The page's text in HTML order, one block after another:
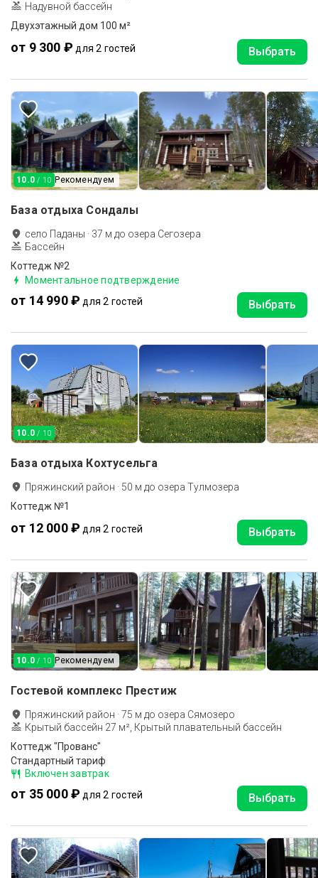
Надувной бассейн
Двухэтажный дом 100 м²
от 9 300 ₽ для 2 гостей Выбрать
10.0 / 10 Рекомендуем
База отдыха Сондалы
село Паданы · 37 м до озера Сегозера
Бассейн
Коттедж №2
Моментальное подтверждение
от 14 990 ₽ для 2 гостей Выбрать
10.0 / 10
База отдыха Кохтусельга
Пряжинский район · 50 м до озера Тулмозера
Коттедж №1
от 12 000 ₽ для 2 гостей Выбрать
10.0 / 10 Рекомендуем
Гостевой комплекс Престиж
Пряжинский район ·75 м до озера Сямозеро
Крытый бассейн 27 м², Крытый плавательный бассейн
Коттедж "Прованс"
Стандартный тариф
Включен завтрак
от 35 000 ₽ для 2 гостей Выбрать